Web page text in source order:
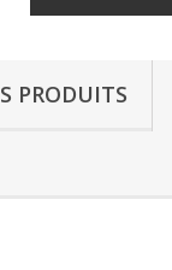
PRODUITS